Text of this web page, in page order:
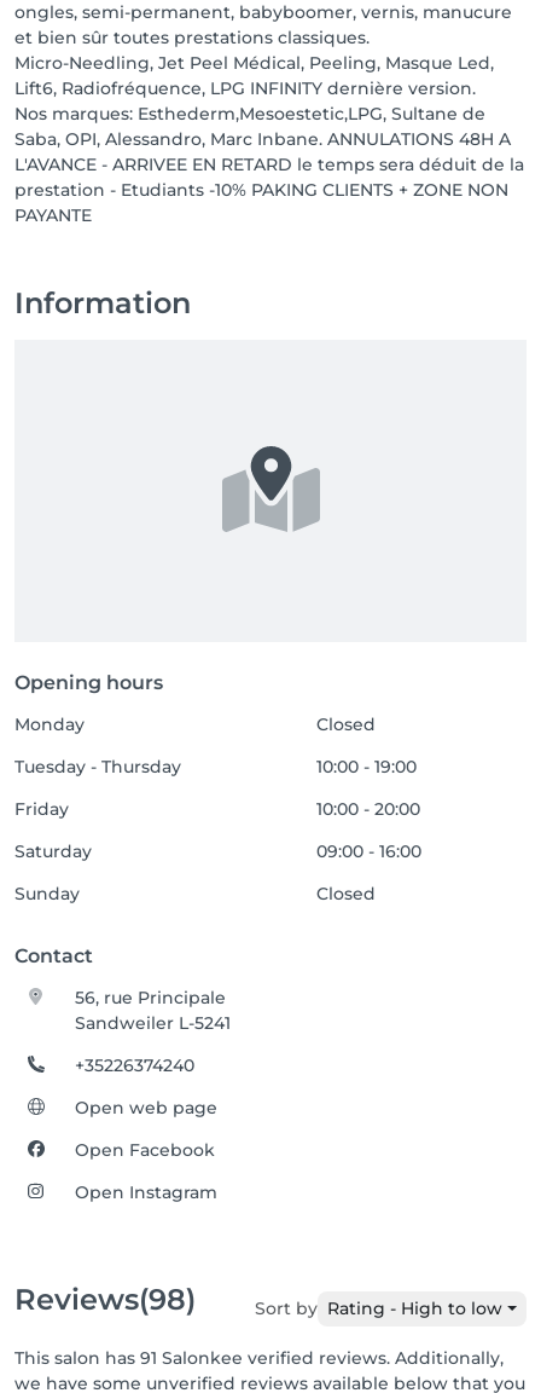
ongles, semi-permanent, babyboomer, vernis, manucure
et bien sûr toutes prestations classiques.
Micro-Needling, Jet Peel Médical, Peeling, Masque Led,
Lift6, Radiofréquence, LPG INFINITY dernière version.
Nos marques: Esthederm,Mesoestetic,LPG, Sultane de
Saba, OPI, Alessandro, Marc Inbane. ANNULATIONS 48H A
L'AVANCE - ARRIVEE EN RETARD le temps sera déduit de la
prestation - Etudiants -10% PAKING CLIENTS + ZONE NON
PAYANTE
Information
Opening hours
Monday
Closed
Tuesday - Thursday
10:00 - 19:00
Friday
10:00 - 20:00
Saturday
09:00 - 16:00
Sunday
Closed
Contact
56, rue Principale
Sandweiler L-5241
+35226374240
Open web page
Open Facebook
Open Instagram
Reviews(98) Sort by Rating - High to low
This salon has 91 Salonkee verified reviews. Additionally,
we have some unverified reviews available below that you